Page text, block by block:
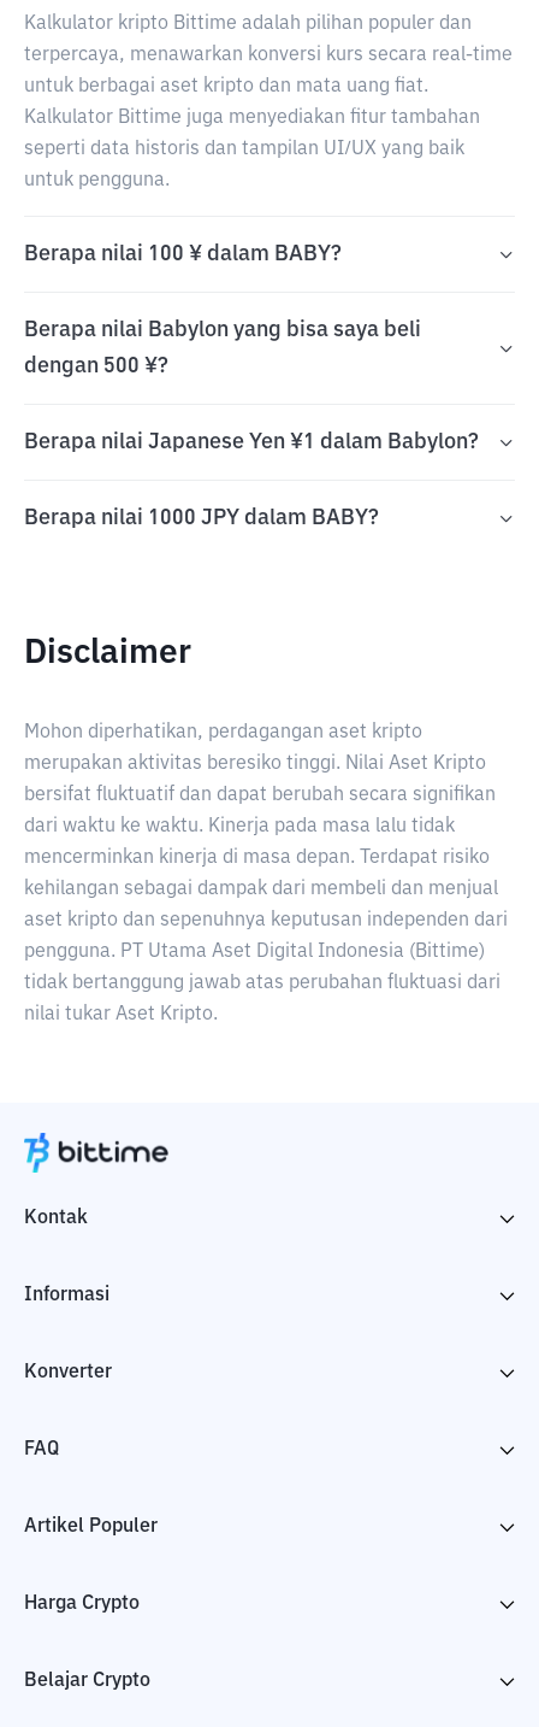
Kalkulator kripto Bittime adalah pilihan populer dan
terpercaya, menawarkan konversi kurs secara real-time
untuk berbagai aset kripto dan mata uang fiat.
Kalkulator Bittime juga menyediakan fitur tambahan
seperti data historis dan tampilan UI/UX yang baik
untuk pengguna.
Berapa nilai 100 ¥ dalam BABY?
Berapa nilai Babylon yang bisa saya beli
dengan 500 ¥?
Berapa nilai Japanese Yen ¥1 dalam Babylon?
Berapa nilai 1000 JPY dalam BABY?
Disclaimer
Mohon diperhatikan, perdagangan aset kripto
merupakan aktivitas beresiko tinggi. Nilai Aset Kripto
bersifat fluktuatif dan dapat berubah secara signifikan
dari waktu ke waktu. Kinerja pada masa lalu tidak
mencerminkan kinerja di masa depan. Terdapat risiko
kehilangan sebagai dampak dari membeli dan menjual
aset kripto dan sepenuhnya keputusan independen dari
pengguna. PT Utama Aset Digital Indonesia (Bittime)
tidak bertanggung jawab atas perubahan fluktuasi dari
nilai tukar Aset Kripto.
Kontak
Informasi
Konverter
FAQ
Artikel Populer
Harga Crypto
Belajar Crypto